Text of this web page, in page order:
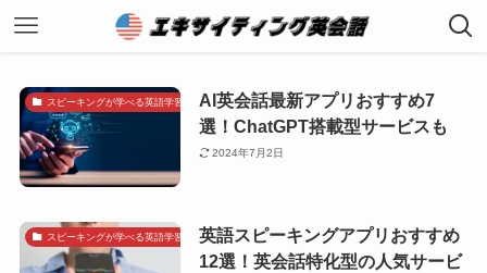
スピーキングが学べる英語学習アプリAI英会話最新アプリおすすめ7
選！ChatGPT搭載型サービスも
2024年7月2日
スピーキングが学べる英語学習アプリ英語スピーキングアプリおすすめ
12選！英会話特化型の人気サービ